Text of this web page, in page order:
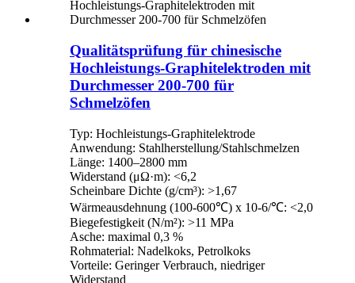
Qualitätsprüfung für chinesische
Hochleistungs-Graphitelektroden mit
Durchmesser 200-700 für
Schmelzöfen
Typ: Hochleistungs-Graphitelektrode
Anwendung: Stahlherstellung/Stahlschmelzen
Länge: 1400–2800 mm
Widerstand (μΩ·m): <6,2
Scheinbare Dichte (g/cm³): >1,67
Wärmeausdehnung (100-600℃) x 10-6/℃: <2,0
Biegefestigkeit (N/m²): >11 MPa
Asche: maximal 0,3 %
Rohmaterial: Nadelkoks, Petrolkoks
Vorteile: Geringer Verbrauch, niedriger
Widerstand